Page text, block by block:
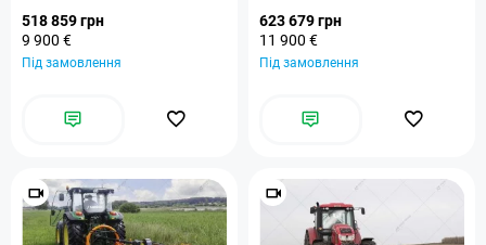
518 859 грн
9 900 €
Під замовлення
623 679 грн
11 900 €
Під замовлення